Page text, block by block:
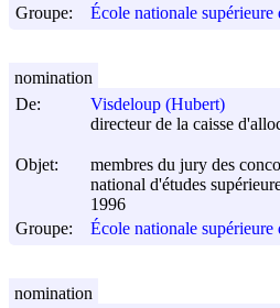
Groupe:
École nationale supérieure
De:
Visdeloup (Hubert)
directeur de la caisse
Objet:
membres du jury des
national d'études
1996
Groupe:
École nationale supérieure
nomination
nomination